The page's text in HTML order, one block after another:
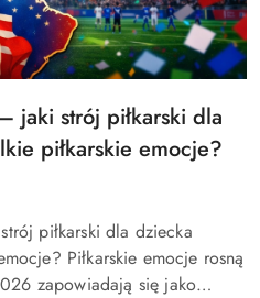
strój piłkarski dla
piłkarskie emocje?
piłkarski dla dziecka
Piłkarskie emocje rosną
zapowiadają się jako